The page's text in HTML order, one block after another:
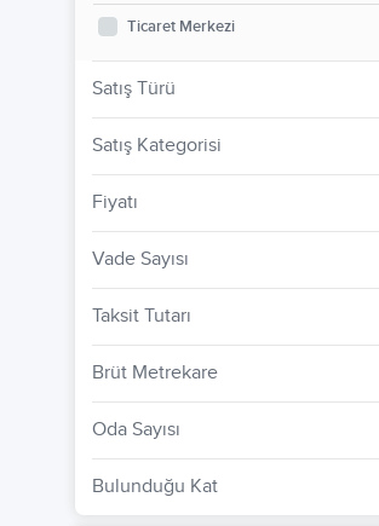
Ticaret Merkezi
Satış Türü
Satış Kategorisi
Fiyatı
Vade Sayısı
Taksit Tutarı
Brüt Metrekare
Oda Sayısı
Bulunduğu Kat